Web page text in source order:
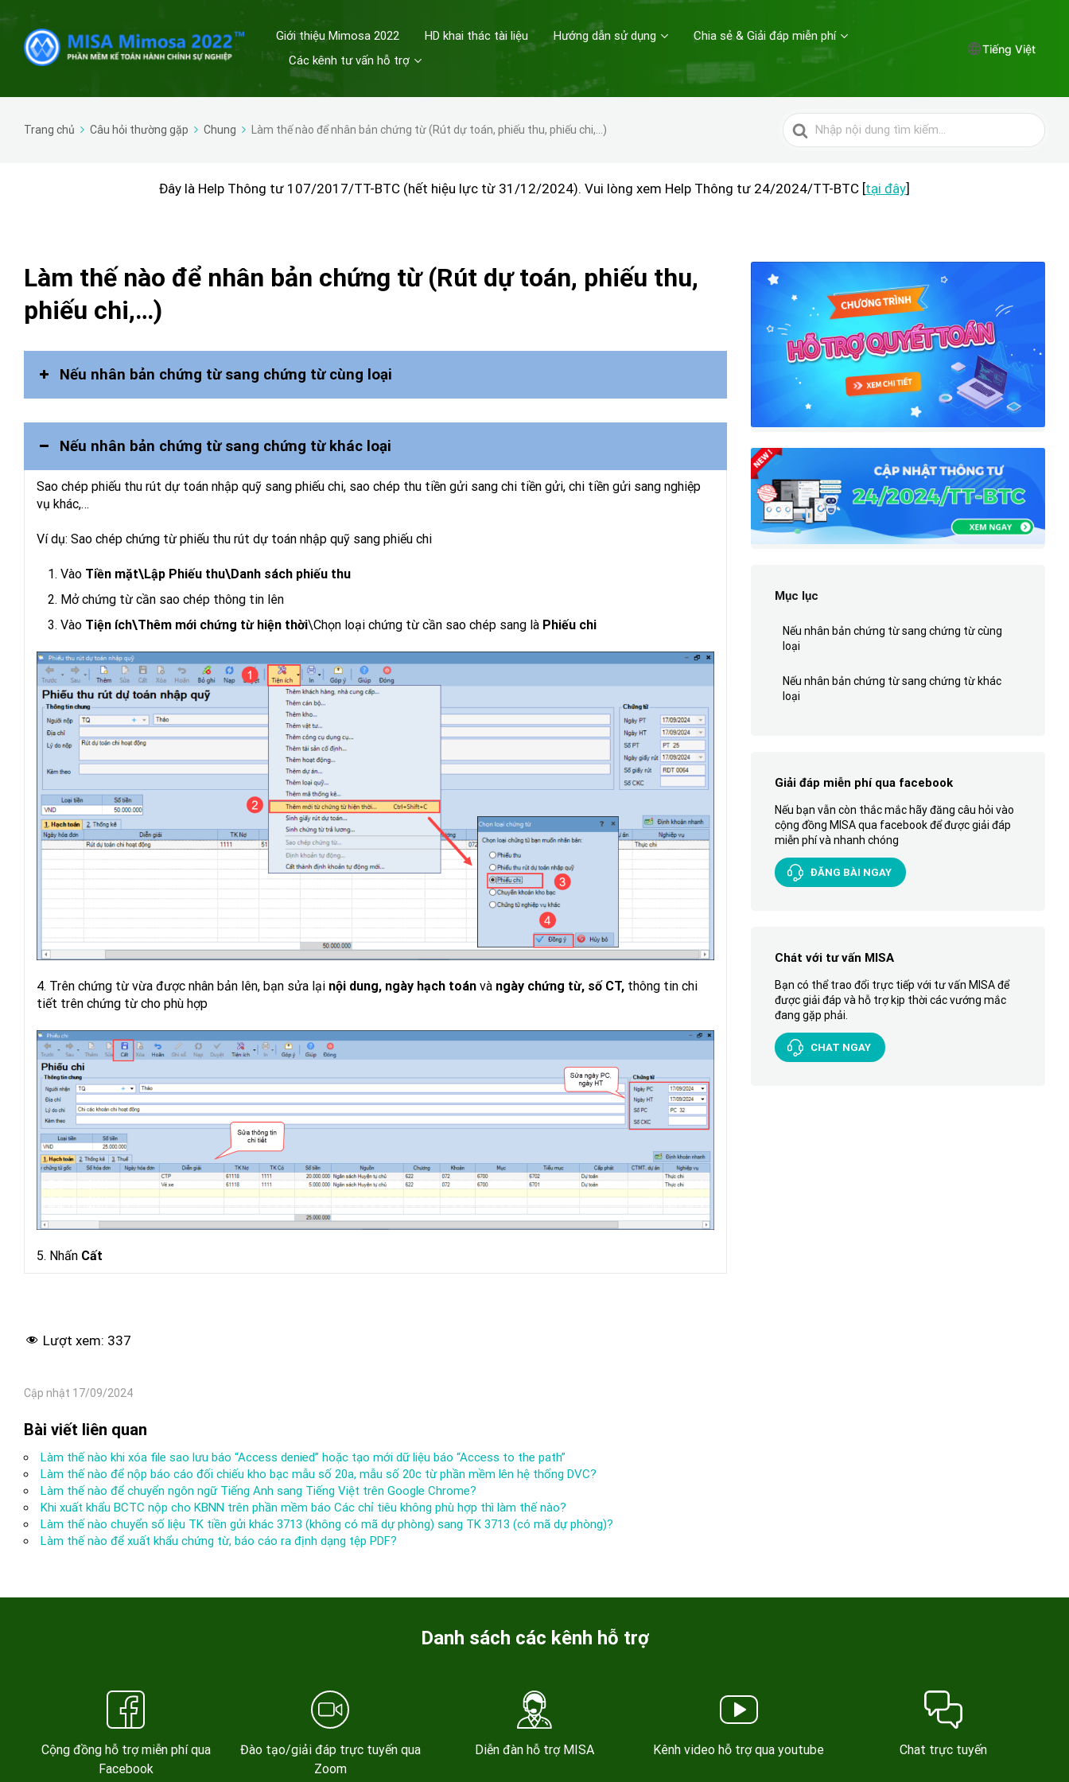
Giới thiệu Mimosa 2022 HD khai thác tài liệu Hướng dẫn sử dụng
Chia sẻ & Giải đáp miễn phí
Các kênh tư vấn hỗ trợ
Tiếng Việt
Trang chủ Câu hỏi thường gặp Chung Làm thế nào để nhân bản chứng từ (Rút dự toán, phiếu thu, phiếu chi,…)
Tìm
kiếm
Đây là Help Thông tư 107/2017/TT-BTC (hết hiệu lực từ 31/12/2024). Vui lòng xem Help Thông tư 24/2024/TT-BTC [tại đây]
Làm thế nào để nhân bản chứng từ (Rút dự toán, phiếu thu,
phiếu chi,…)
Nếu nhân bản chứng từ sang chứng từ cùng loại
Kho bạc\Rút dự toán
Lưu ý:
Nếu nhân bản chứng từ sang chứng từ khác loại
Sao chép phiếu thu rút dự toán nhập quỹ sang phiếu chi, sao chép thu tiền gửi sang chi tiền gửi, chi tiền gửi sang nghiệp
vụ khác,…
Ví dụ: Sao chép chứng từ phiếu thu rút dự toán nhập quỹ sang phiếu chi
Vào Tiền mặt\Lập Phiếu thu\Danh sách phiếu thu
Mở chứng từ cần sao chép thông tin lên
Vào Tiện ích\Thêm mới chứng từ hiện thời\Chọn loại chứng từ cần sao chép sang là Phiếu chi
4. Trên chứng từ vừa được nhân bản lên, bạn sửa lại nội dung, ngày hạch toán và ngày chứng từ, số CT, thông tin chi
tiết trên chứng từ cho phù hợp
5. Nhấn Cất
Lượt xem: 337
Cập nhật 17/09/2024
Bài viết liên quan
Làm thế nào khi xóa file sao lưu báo “Access denied” hoặc tạo mới dữ liệu báo “Access to the path”
Làm thế nào để nộp báo cáo đối chiếu kho bạc mẫu số 20a, mẫu số 20c từ phần mềm lên hệ thống DVC?
Làm thế nào để chuyển ngôn ngữ Tiếng Anh sang Tiếng Việt trên Google Chrome?
Khi xuất khẩu BCTC nộp cho KBNN trên phần mềm báo Các chỉ tiêu không phù hợp thì làm thế nào?
Làm thế nào chuyển số liệu TK tiền gửi khác 3713 (không có mã dự phòng) sang TK 3713 (có mã dự phòng)?
Làm thế nào để xuất khẩu chứng từ, báo cáo ra định dạng tệp PDF?
Mục lục
Nếu nhân bản chứng từ sang chứng từ cùng
loại
Nếu nhân bản chứng từ sang chứng từ khác
loại
Giải đáp miễn phí qua facebook
Nếu bạn vẫn còn thắc mắc hãy đăng câu hỏi vào
cộng đồng MISA qua facebook để được giải đáp
miễn phí và nhanh chóng
ĐĂNG BÀI NGAY
Chát với tư vấn MISA
Bạn có thể trao đổi trực tiếp với tư vấn MISA để
được giải đáp và hỗ trợ kịp thời các vướng mắc
đang gặp phải.
CHAT NGAY
Danh sách các kênh hỗ trợ
Cộng đồng hỗ trợ miễn phí qua
Facebook
Đào tạo/giải đáp trực tuyến qua
Zoom
Diễn đàn hỗ trợ MISA Kênh video hỗ trợ qua youtube Chat trực tuyến